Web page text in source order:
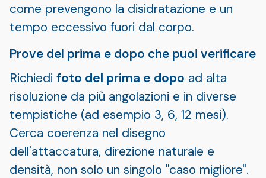
come prevengono la disidratazione e un
tempo eccessivo fuori dal corpo.
Prove del prima e dopo che puoi verificare
Richiedi foto del prima e dopo ad alta
risoluzione da più angolazioni e in diverse
tempistiche (ad esempio 3, 6, 12 mesi).
Cerca coerenza nel disegno
dell'attaccatura, direzione naturale e
densità, non solo un singolo "caso migliore".